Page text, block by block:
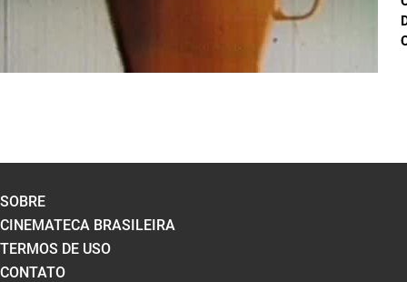
SOBRE
CINEMATECA BRASILEIRA
TERMOS DE USO
CONTATO